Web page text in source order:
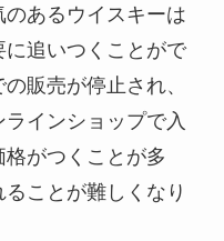
あるウイスキーは
追いつくことがで
販売が停止され、
インショップで入
がつくことが多
ことが難しくなり